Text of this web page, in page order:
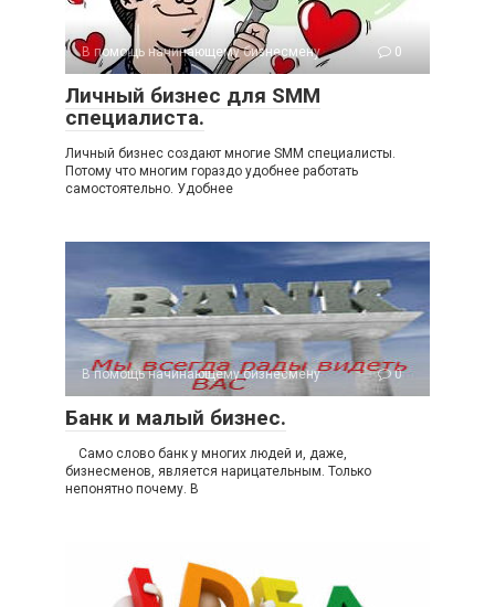
В помощь начинающему бизнесмену 0
Личный бизнес для SMM
специалиста.
Личный бизнес создают многие SMM специалисты.
Потому что многим гораздо удобнее работать
самостоятельно. Удобнее
В помощь начинающему бизнесмену 0
Банк и малый бизнес.
Само слово банк у многих людей и, даже,
бизнесменов, является нарицательным. Только
непонятно почему. В